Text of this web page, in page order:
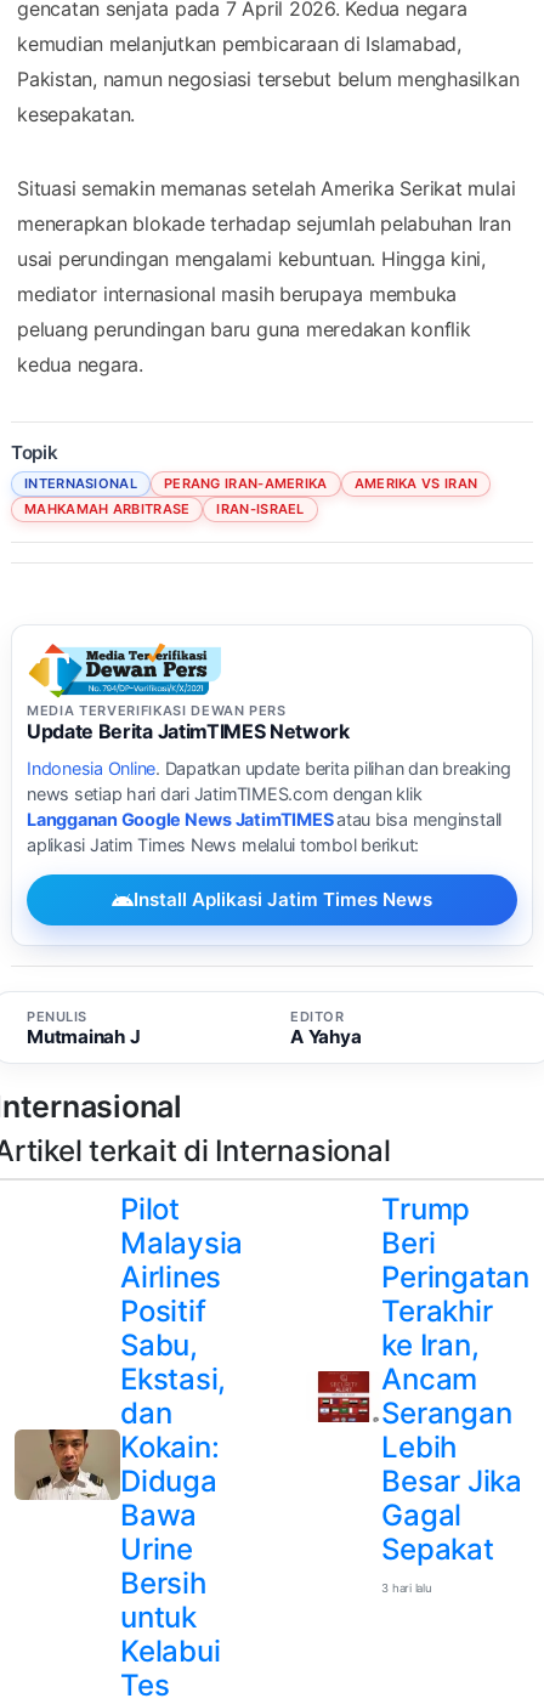
gencatan senjata pada 7 April 2026. Kedua negara
kemudian melanjutkan pembicaraan di Islamabad,
Pakistan, namun negosiasi tersebut belum menghasilkan
kesepakatan.
Situasi semakin memanas setelah Amerika Serikat mulai
menerapkan blokade terhadap sejumlah pelabuhan Iran
usai perundingan mengalami kebuntuan. Hingga kini,
mediator internasional masih berupaya membuka
peluang perundingan baru guna meredakan konflik
kedua negara.
Topik
INTERNASIONAL PERANG IRAN-AMERIKA
AMERIKA VS IRAN
MAHKAMAH ARBITRASE
IRAN-ISRAEL
MEDIA TERVERIFIKASI DEWAN PERS
Update Berita JatimTIMES Network
Indonesia Online. Dapatkan update berita pilihan dan breaking
news setiap hari dari JatimTIMES.com dengan klik
Langganan Google News JatimTIMESatau bisa menginstall
aplikasi Jatim Times News melalui tombol berikut:
Install Aplikasi Jatim Times News
PENULIS
Mutmainah J
EDITOR
A Yahya
terkait di Internasional
Pilot
Malaysia
Airlines
Positif
Sabu,
Ekstasi,
dan
Kokain:
Diduga
Bawa
Urine
Bersih
untuk
Kelabui
Tes
Trump
Beri
Peringatan
Terakhir
ke Iran,
Ancam
Serangan
Lebih
Besar Jika
Gagal
Sepakat
3 hari lalu